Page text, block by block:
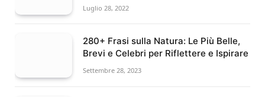
Luglio 28, 2022
280+ Frasi sulla Natura: Le Più Belle,
Brevi e Celebri per Riflettere e Ispirare
Settembre 28, 2023